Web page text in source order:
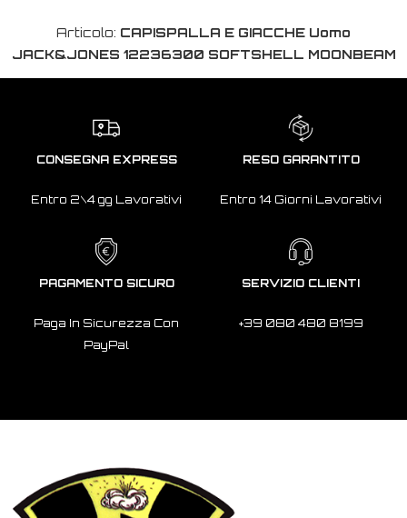
Articolo: CAPISPALLA E GIACCHE Uomo
JACK&JONES 12236300 SOFTSHELL MOONBEAM
CONSEGNA EXPRESS
Entro 2\4 gg Lavorativi
RESO GARANTITO
Entro 14 Giorni Lavorativi
PAGAMENTO SICURO
Paga In Sicurezza Con
PayPal
SERVIZIO CLIENTI
+39 080 480 8199